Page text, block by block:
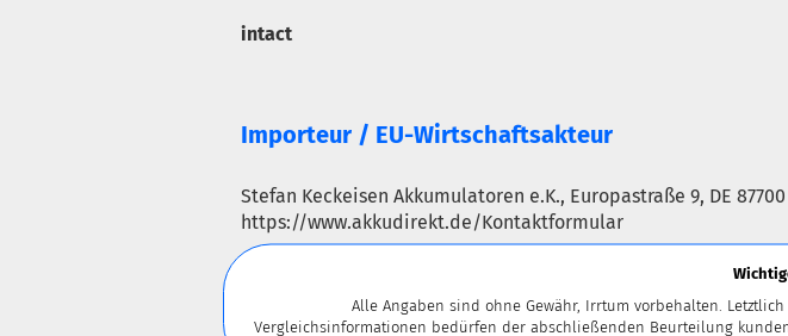
intact
Importeur / EU-Wirtschaftsakteur
Stefan Keckeisen Akkumulatoren e.K., Europastraße 9, DE
https://www.akkudirekt.de/Kontaktformular
Alle Angaben sind ohne Gewähr, Irrtum vorbehalten.
Vergleichsinformationen bedürfen der abschließenden Beurteilung